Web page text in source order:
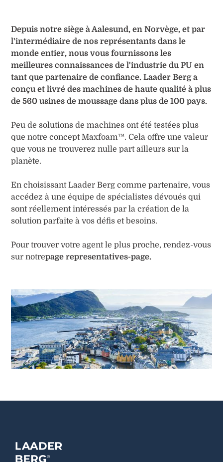
Depuis notre siège à Aalesund, en Norvège, et par
l'intermédiaire de nos représentants dans le
monde entier, nous vous fournissons les
meilleures connaissances de l'industrie du PU en
tant que partenaire de confiance. Laader Berg a
conçu et livré des machines de haute qualité à plus
de 560 usines de moussage dans plus de 100 pays.
Peu de solutions de machines ont été testées plus
que notre concept Maxfoam™. Cela offre une valeur
que vous ne trouverez nulle part ailleurs sur la
planète.
En choisissant Laader Berg comme partenaire, vous
accédez à une équipe de spécialistes dévoués qui
sont réellement intéressés par la création de la
solution parfaite à vos défis et besoins.
Pour trouver votre agent le plus proche, rendez-vous
sur notrepage representatives-page.